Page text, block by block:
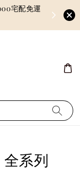
宅配免運
因訂單
系列